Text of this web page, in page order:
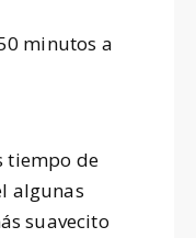
minutos a
tiempo de
algunas
suavecito